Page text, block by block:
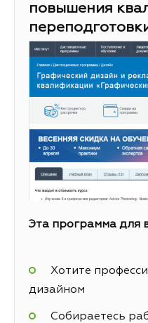
повышения
Эта программа для
Хотите
дизайном
Собираетесь